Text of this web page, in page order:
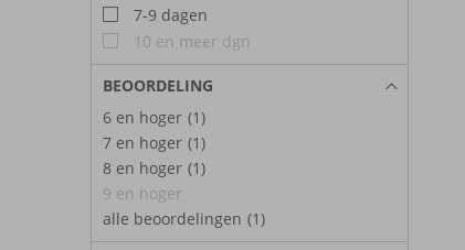
7-9 dagen
10 en meer dgn
BEOORDELING
6 en hoger (1)
7 en hoger (1)
8 en hoger (1)
9 en hoger
alle beoordelingen (1)